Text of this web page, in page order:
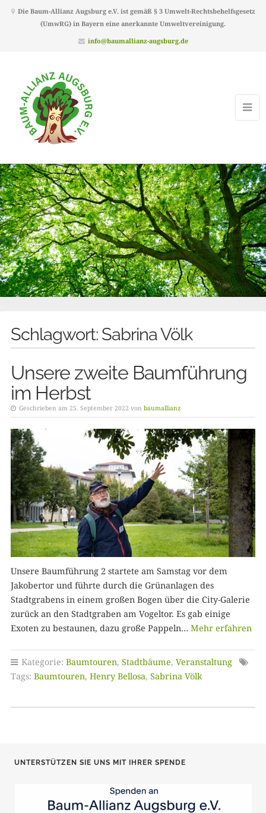
Die Baum-Allianz Augsburg e.V. ist gemäß § 3 Umwelt-Rechtsbehelfsgesetz
(UmwRG) in Bayern eine anerkannte Umweltvereinigung.
info@baumallianz-augsburg.de
Schlagwort: Sabrina Völk
Unsere zweite Baumführung
im Herbst
Geschrieben am 25. September 2022 von baumallianz
Unsere Baumführung 2 startete am Samstag vor dem
Jakobertor und führte durch die Grünanlagen des
Stadtgrabens in einem großen Bogen über die City-Galerie
zurück an den Stadtgraben am Vogeltor. Es gab einige
Exoten zu bestaunen, dazu große Pappeln… Mehr erfahren
Kategorie: Baumtouren, Stadtbäume, Veranstaltung
Tags: Baumtouren, Henry Bellosa, Sabrina Völk
UNTERSTÜTZEN SIE UNS MIT IHRER SPENDE